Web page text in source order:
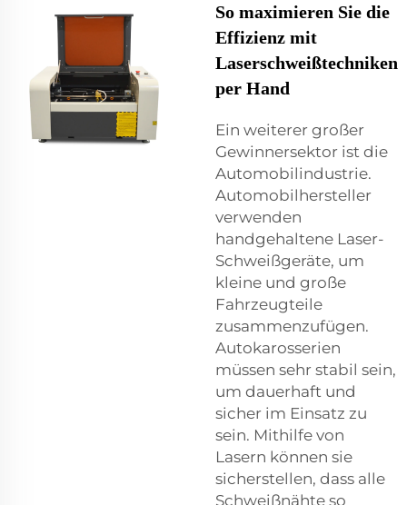
So maximieren Sie die
Effizienz mit
Laserschweißtechniken
per Hand
Ein weiterer großer
Gewinnersektor ist die
Automobilindustrie.
Automobilhersteller
verwenden
handgehaltene Laser-
Schweißgeräte, um
kleine und große
Fahrzeugteile
zusammenzufügen.
Autokarosserien
müssen sehr stabil sein,
um dauerhaft und
sicher im Einsatz zu
sein. Mithilfe von
Lasern können sie
sicherstellen, dass alle
Schweißnähte so